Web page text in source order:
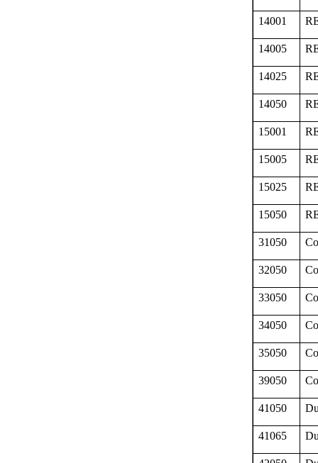
14001
14005
14025
14050
15001
15005
15025
15050
31050
32050
33050
34050
35050
39050
41050
41065